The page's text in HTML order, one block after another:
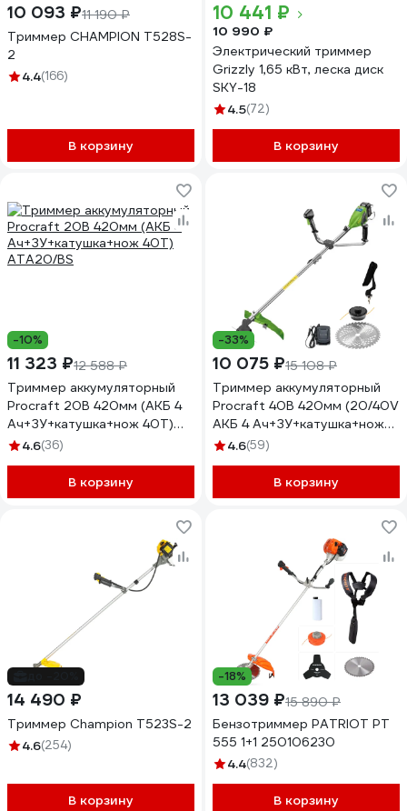
10 093 ₽11 190 ₽
Триммер CHAMPION T528S-
2
4.4(166)
В корзину
10 441 ₽
10 990 ₽
Электрический триммер
Grizzly 1,65 кВт, леска диск
SKY-18
4.5(72)
В корзину
-10%
11 323 ₽12 588 ₽
Триммер аккумуляторный
Procraft 20В 420мм (АКБ 4
Ач+ЗУ+катушка+нож 40Т)
ATA20/BS
4.6(36)
В корзину
-33%
10 075 ₽15 108 ₽
Триммер аккумуляторный
Procraft 40В 420мм (20/40V
АКБ 4 Ач+ЗУ+катушка+нож
40Т) ATA40/BS
4.6(59)
В корзину
14 490 ₽
Триммер Champion Т523S-2
4.6(254)
В корзину
-18%
13 039 ₽15 890 ₽
Бензотриммер PATRIOT PT
555 1+1 250106230
4.4(832)
В корзину